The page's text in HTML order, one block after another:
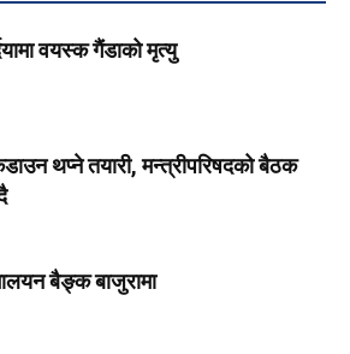
वयस्क गैंडाको मृत्यु
थप्ने तयारी, मन्त्रीपरिषदको बैठक
बैङ्क बाजुरामा